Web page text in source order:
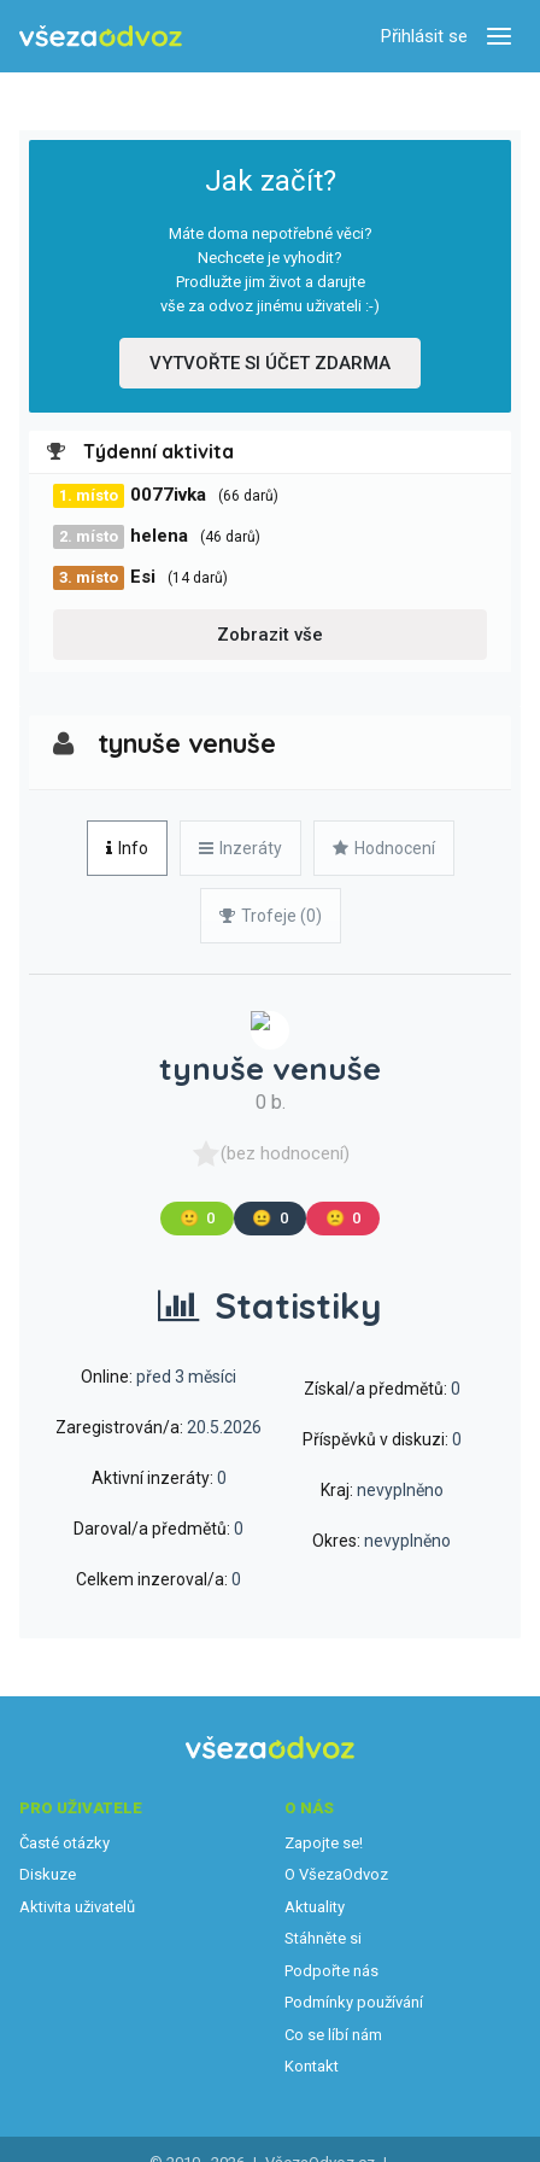
Přihlásit se
Jak začít?
Máte doma nepotřebné věci?
Nechcete je vyhodit?
Prodlužte jim život a darujte
vše za odvoz jinému uživateli :-)
VYTVOŘTE SI ÚČET ZDARMA
Týdenní aktivita
1. místo 0077ivka (66 darů)
2. místo helena (46 darů)
3. místo Esi (14 darů)
Zobrazit vše
tynuše venuše
Info Inzeráty Hodnocení
Trofeje (0)
tynuše venuše
0 b.
(bez hodnocení)
🙂 0 😐 0 🙁 0
Statistiky
Online: před 3 měsíci
Zaregistrován/a: 20.5.2026
Aktivní inzeráty: 0
Daroval/a předmětů: 0
Celkem inzeroval/a: 0
Získal/a předmětů: 0
Příspěvků v diskuzi: 0
Kraj: nevyplněno
Okres: nevyplněno
PRO UŽIVATELE
Časté otázky
Diskuze
Aktivita uživatelů
O NÁS
Zapojte se!
O VšezaOdvoz
Aktuality
Stáhněte si
Podpořte nás
Podmínky používání
Co se líbí nám
Kontakt